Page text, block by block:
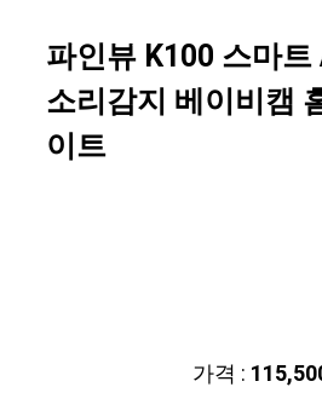
파인뷰 K100 스마트
소리감지 베이비캠
이트
가격 :